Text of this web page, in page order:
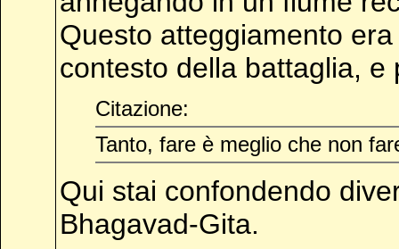
Questo atteggiamento
contesto della battaglia,
Citazione:
Tanto, fare è meglio che non
Qui stai confondendo
Bhagavad-Gita.